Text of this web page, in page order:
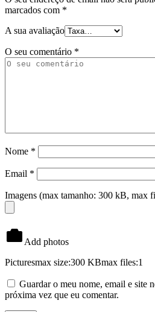
marcados com *
A sua avaliação
O seu comentário *
Nome *
Email *
Imagens (max tamanho: 300 kB, max
Add photos
Picturesmax size:300 KBmax files:1
Guardar o meu nome, email e site
próxima vez que eu comentar.